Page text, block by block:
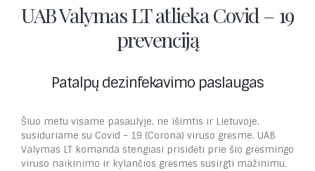
UAB Valymas LT atlieka Covid – 19
prevenciją
Patalpų dezinfekavimo paslaugas
Šiuo metu visame pasaulyje, ne išimtis ir Lietuvoje,
susiduriame su Covid – 19 (Corona) viruso grėsme. UAB
Valymas LT komanda stengiasi prisidėti prie šio grėsmingo
viruso naikinimo ir kylančios grėsmės susirgti mažinimu.